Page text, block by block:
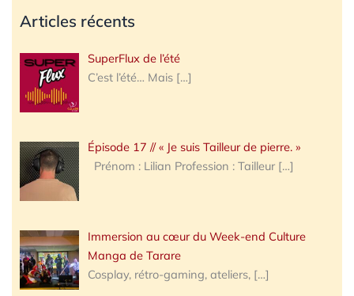
Articles récents
SuperFlux de l’été
C’est l’été… Mais […]
Épisode 17 // « Je suis Tailleur de pierre. »
Prénom : Lilian Profession : Tailleur […]
Immersion au cœur du Week-end Culture
Manga de Tarare
Cosplay, rétro-gaming, ateliers, […]